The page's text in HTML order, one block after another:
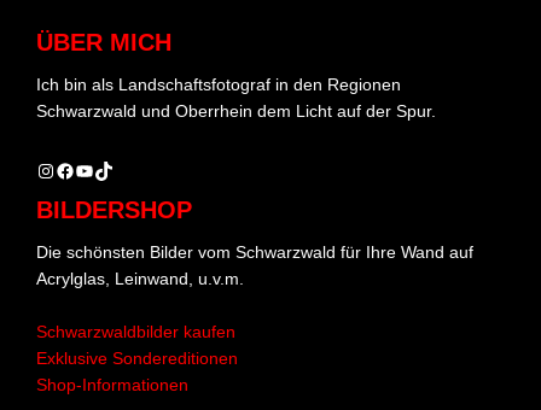
ÜBER MICH
Ich bin als Landschaftsfotograf in den Regionen
Schwarzwald und Oberrhein dem Licht auf der Spur.
Instagram
Facebook
YouTube
TikTok
BILDERSHOP
Die schönsten Bilder vom Schwarzwald für Ihre Wand auf
Acrylglas, Leinwand, u.v.m.
Schwarzwaldbilder kaufen
Exklusive Sondereditionen
Shop-Informationen